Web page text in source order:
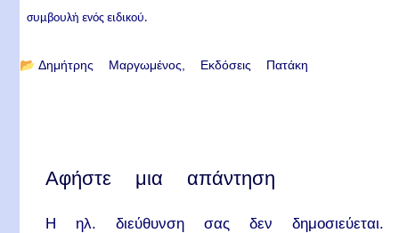
συμβουλή ενός ειδικού.
📂 Δημήτρης Μαργωμένος Εκδόσεις Πατάκη
Αφήστε μια απάντηση
Η ηλ. διεύθυνση σας δεν δημοσιεύεται.